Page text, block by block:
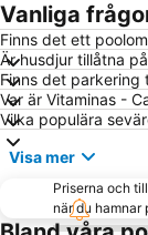
Vanliga
Finns det ett
Är husdjur tillåtna
Finns det parkering
Var är Vitaminas -
Vilka populära
Visa mer
Priserna och
när du hamnar